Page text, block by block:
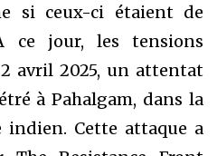
si ceux-ci étaient de
ce jour, les tensions
avril 2025, un attentat
à Pahalgam, dans la
indien. Cette attaque a